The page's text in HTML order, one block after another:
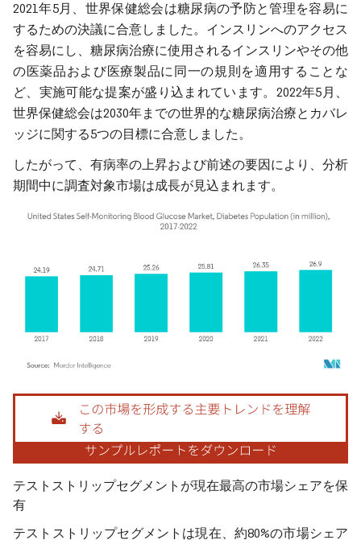
2021年5月、世界保健総会は糖尿病の予防と管理を容易に
するための決議に合意しました。インスリンへのアクセス
を容易にし、糖尿病治療に使用されるインスリンやその他
の医薬品および医療製品に同一の規則を適用することな
ど、実施可能な提案が盛り込まれています。2022年5月、
世界保健総会は2030年までの世界的な糖尿病治療とカバレ
ッジに関する5つの目標に合意しました。
したがって、有病率の上昇および前述の要因により、分析
期間中に調査対象市場は成長が見込まれます。
画像 © Mordor Intelligence。再利用にはCC BY 4.0の表示が必要です。
テストストリップセグメントが現在最高の市場シェアを保
有
テストストリップセグメントは現在、約80%の市場シェア